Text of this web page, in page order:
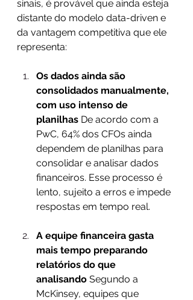
sinais, é provável que ainda esteja
distante do modelo data-driven e
da vantagem competitiva que ele
representa:
Os dados ainda são
consolidados manualmente,
com uso intenso de
planilhas De acordo com a
PwC, 64% dos CFOs ainda
dependem de planilhas para
consolidar e analisar dados
financeiros. Esse processo é
lento, sujeito a erros e impede
respostas em tempo real.
A equipe financeira gasta
mais tempo preparando
relatórios do que
analisando Segundo a
McKinsey, equipes que